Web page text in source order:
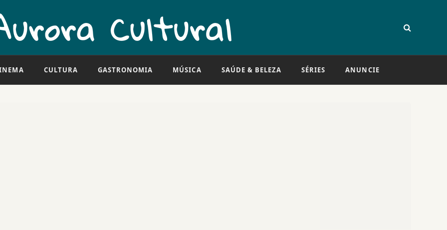
CULTURA GASTRONOMIA MÚSICA SAÚDE & BELEZA SÉRIES ANUNCIE